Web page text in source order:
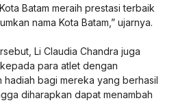
Batam meraih prestasi terbaik
nama Kota Batam,” ujarnya.
Li Claudia Chandra juga
para atlet dengan
hadiah bagi mereka yang berhasil
diharapkan dapat menambah